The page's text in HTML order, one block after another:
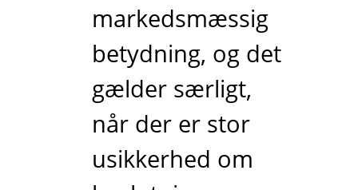
markedsmæssig
betydning, og det
gælder særligt,
når der er stor
usikkerhed om